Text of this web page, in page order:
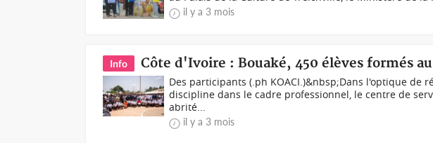
il y a 3 mois
Info Côte d'Ivoire : Bouaké, 450 élèves formés
Des participants (.ph KOACI.)&nbsp;Dans l'optique de
discipline dans le cadre professionnel, le centre de
abrité...
il y a 3 mois